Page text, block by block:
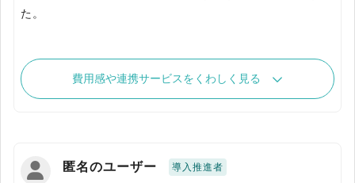
た。
費用感や連携サービスをくわしく見る
匿名のユーザー 導入推進者